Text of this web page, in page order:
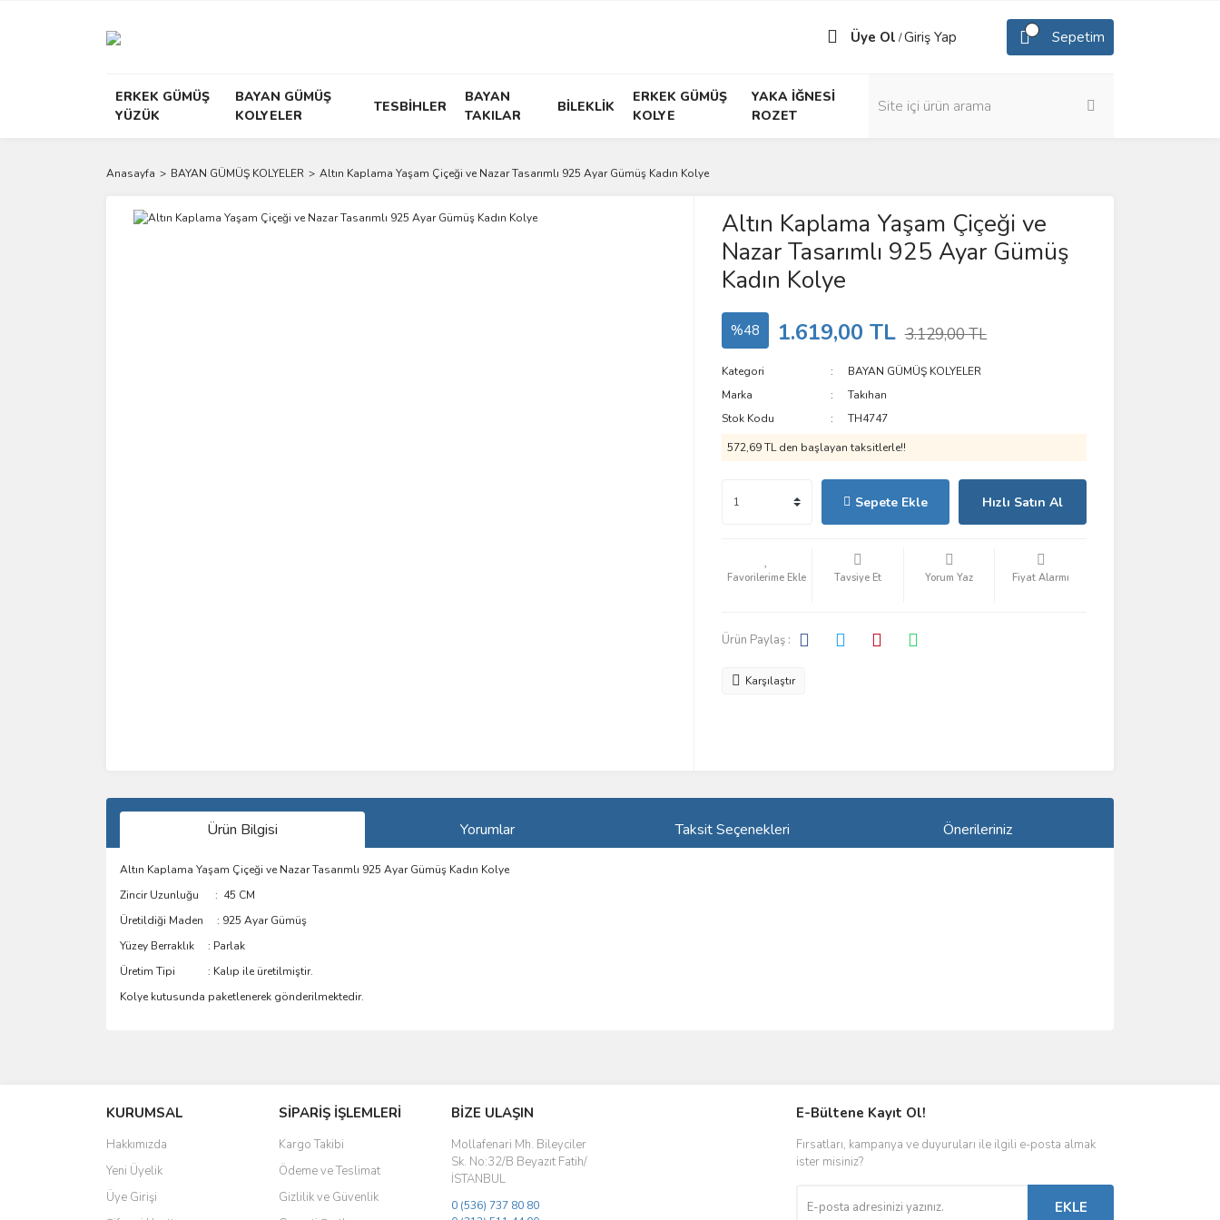
Üye Ol /Giriş Yap Sepetim
ERKEK GÜMÜŞ
YÜZÜK
BAYAN GÜMÜŞ
KOLYELER
TESBİHLER
BAYAN
TAKILAR
BİLEKLİK
ERKEK GÜMÜŞ
KOLYE
YAKA İĞNESİ
ROZET
Anasayfa BAYAN GÜMÜŞ KOLYELER Altın Kaplama Yaşam Çiçeği ve Nazar Tasarımlı 925 Ayar Gümüş Kadın Kolye
Altın Kaplama Yaşam Çiçeği ve
Nazar Tasarımlı 925 Ayar Gümüş
Kadın Kolye
%48 1.619,00 TL 3.129,00 TL
Kategori
BAYAN GÜMÜŞ KOLYELER
Marka
Takıhan
Stok Kodu
TH4747
572,69 TL den başlayan taksitlerle!!
Sepete Ekle Hızlı Satın Al
Tavsiye Et Yorum Yaz Fiyat Alarmı
Ürün Paylaş :
Karşılaştır
Ürün Bilgisi Yorumlar Taksit Seçenekleri Önerileriniz
Altın Kaplama Yaşam Çiçeği ve Nazar Tasarımlı 925 Ayar Gümüş Kadın Kolye
Zincir Uzunluğu : 45 CM
Üretildiği Maden : 925 Ayar Gümüş
Yüzey Berraklık : Parlak
Üretim Tipi : Kalıp ile üretilmiştir.
Kolye kutusunda paketlenerek gönderilmektedir.
Ürün resmi kalitesiz, bozuk veya görüntülenemiyor.
Ürün açıklamasında eksik bilgiler bulunuyor.
Ürün bilgilerinde hatalar bulunuyor.
Ürün fiyatı diğer sitelerden daha pahalı.
Bu ürüne benzer farklı alternatifler olmalı.
KURUMSAL
Hakkımızda
Yeni Üyelik
Üye Girişi
SİPARİŞ İŞLEMLERİ
Kargo Takibi
Ödeme ve Teslimat
Gizlilik ve Güvenlik
BİZE ULAŞIN
Mollafenari Mh. Bileyciler
Sk. No:32/B Beyazıt Fatih/
İSTANBUL
0 (536) 737 80 80
E-Bültene Kayıt Ol!
Fırsatları, kampanya ve duyuruları ile ilgili e-posta almak
ister misiniz?
EKLE